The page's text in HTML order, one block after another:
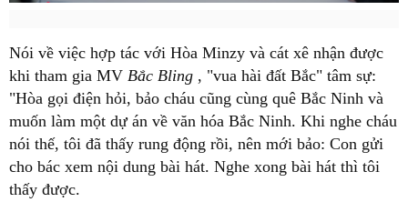
Nói về việc hợp tác với Hòa Minzy và cát xê nhận được
khi tham gia MV Bắc Bling , "vua hài đất Bắc" tâm sự:
"Hòa gọi điện hỏi, bảo cháu cũng cùng quê Bắc Ninh và
muốn làm một dự án về văn hóa Bắc Ninh. Khi nghe cháu
nói thế, tôi đã thấy rung động rồi, nên mới bảo: Con gửi
cho bác xem nội dung bài hát. Nghe xong bài hát thì tôi
thấy được.